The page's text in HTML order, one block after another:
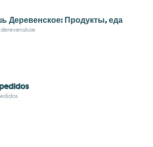
Деревенское: Продукты, еда
derevenskoe